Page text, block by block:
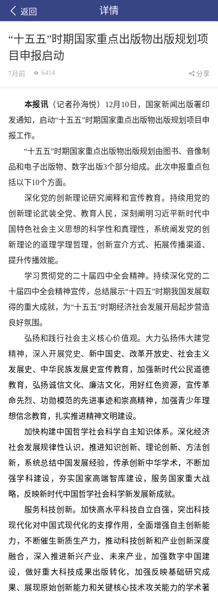
返回 详情
“十五五”时期国家重点出版物出版规划项
目申报启动
7月前 6414 分享
本报讯 （记者孙海悦）12月10日，国家新闻出版署印
发通知，启动“十五五”时期国家重点出版物出版规划项目申
报工作。
“十五五”时期国家重点出版物出版规划由图书、音像制
品和电子出版物、数字出版3个部分组成。此次申报重点包
括以下10个方面。
深化党的创新理论研究阐释和宣传教育。持续用党的
创新理论武装全党、教育人民，深刻阐明习近平新时代中
国特色社会主义思想的科学性和真理性，系统阐发党的创
新理论的道理学理哲理，创新宣介方式、拓展传播渠道、
提升传播效能。
学习贯彻党的二十届四中全会精神。持续深化党的二
十届四中全会精神宣传，总结展示“十四五”时期我国发展取
得的重大成就，为“十五五”时期经济社会发展开局起步营造
良好氛围。
弘扬和践行社会主义核心价值观。大力弘扬伟大建党
精神，深入开展党史、 新中国史、改革开放史、社会主义
发展史、中华民族发展史宣传教育，加强新时代公民道德
教育，弘扬诚信文化、廉洁文化，用好红色资源，宣传革
命先烈、功勋模范的先进事迹和崇高精神，加强青少年理
想信念教育，扎实推进精神文明建设。
加快构建中国哲学社会科学自主知识体系。深化经济
社会发展规律性认识，推进知识创新、理论创新、方法创
新，系统总结中国发展经验，传承创新中华学术，不断加
强学科建设，夯实国家高端智库建设，服务国家重大战
略，反映新时代中国哲学社会科学新发展新成就。
服务科技创新。加快高水平科技自立自强，突出科技
现代化对中国式现代化的支撑作用，全面增强自主创新能
力，不断催生新质生产力，推动科技创新和产业创新深度
融合，深入推进新兴产业、未来产业，加强数字中国建
设，做好重大科技成果出版转化，加强反映基础研究成
果、展现原始创新能力和关键核心技术攻关能力的学术著